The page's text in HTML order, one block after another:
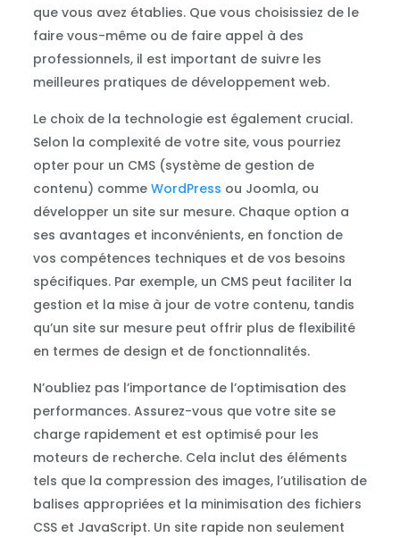
que vous avez établies. Que vous choisissiez de le
faire vous-même ou de faire appel à des
professionnels, il est important de suivre les
meilleures pratiques de développement web.
Le choix de la technologie est également crucial.
Selon la complexité de votre site, vous pourriez
opter pour un CMS (système de gestion de
contenu) comme WordPress ou Joomla, ou
développer un site sur mesure. Chaque option a
ses avantages et inconvénients, en fonction de
vos compétences techniques et de vos besoins
spécifiques. Par exemple, un CMS peut faciliter la
gestion et la mise à jour de votre contenu, tandis
qu’un site sur mesure peut offrir plus de flexibilité
en termes de design et de fonctionnalités.
N’oubliez pas l’importance de l’optimisation des
performances. Assurez-vous que votre site se
charge rapidement et est optimisé pour les
moteurs de recherche. Cela inclut des éléments
tels que la compression des images, l’utilisation de
balises appropriées et la minimisation des fichiers
CSS et JavaScript. Un site rapide non seulement